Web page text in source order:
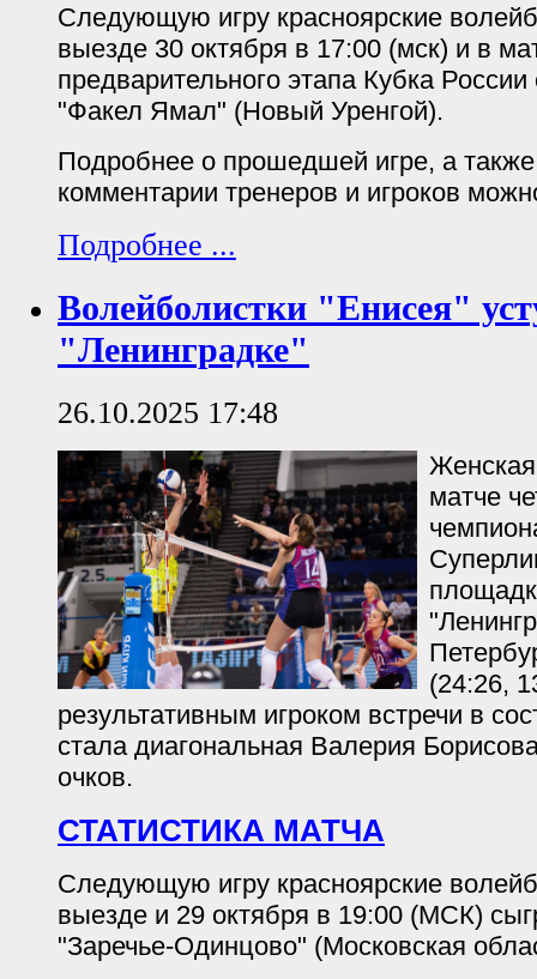
Следующую игру красноярские
выезде 30 октября в 17:00 (мск) и в
предварительного этапа Кубка
"Факел Ямал" (Новый Уренгой).
Подробнее о прошедшей игре, а
комментарии тренеров и игроков
Подробнее ...
Волейболистки "Енисея"
"Ленинградке"
26.10.2025 17:48
матче
(24:26,
результативным игроком встречи в
стала диагональная Валерия
очков.
СТАТИСТИКА МАТЧА
Следующую игру красноярские
выезде и 29 октября в 19:00 (МСК)
"Заречье-Одинцово" (Московская